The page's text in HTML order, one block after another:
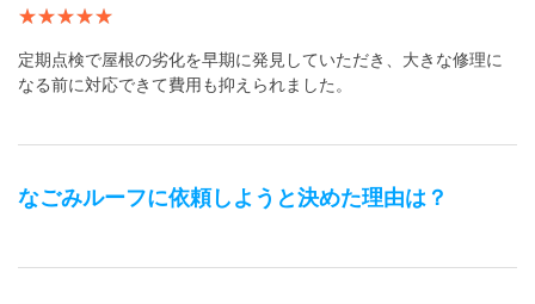
定期点検で屋根の劣化を早期に発見していただき、大きな修理に
なる前に対応できて費用も抑えられました。
なごみルーフに依頼しようと決めた理由は？